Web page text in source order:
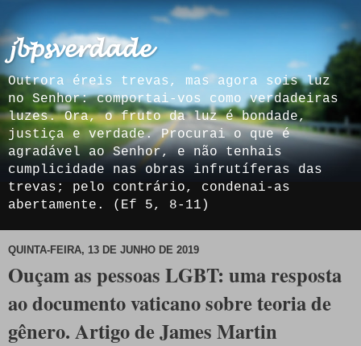
𝓳𝓫𝓹𝓼𝓿𝓮𝓻𝓭𝓪𝓭𝓮
Outrora éreis trevas, mas agora sois luz
no Senhor: comportai-vos como verdadeiras
luzes. Ora, o fruto da luz é bondade,
justiça e verdade. Procurai o que é
agradável ao Senhor, e não tenhais
cumplicidade nas obras infrutíferas das
trevas; pelo contrário, condenai-as
abertamente. (Ef 5, 8-11)
QUINTA-FEIRA, 13 DE JUNHO DE 2019
Ouçam as pessoas LGBT: uma resposta
ao documento vaticano sobre teoria de
gênero. Artigo de James Martin